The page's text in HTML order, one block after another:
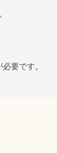
必要です。